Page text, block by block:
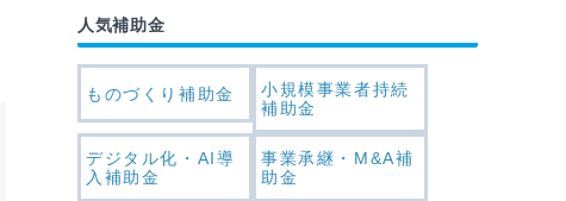
人気補助金
ものづくり補助金
小規模事業者持続
補助金
デジタル化・AI導
入補助金
事業承継・M&A補
助金